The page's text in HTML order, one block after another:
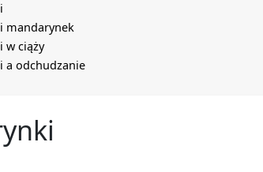
mandarynek
w ciąży
a odchudzanie